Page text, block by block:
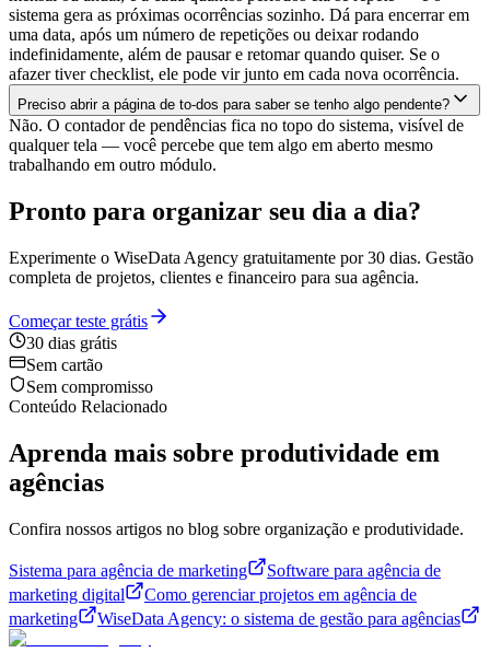
sistema gera as próximas ocorrências sozinho. Dá para encerrar em
uma data, após um número de repetições ou deixar rodando
indefinidamente, além de pausar e retomar quando quiser. Se o
afazer tiver checklist, ele pode vir junto em cada nova ocorrência.
Preciso abrir a página de to-dos para saber se tenho algo pendente?
Não. O contador de pendências fica no topo do sistema, visível de
qualquer tela — você percebe que tem algo em aberto mesmo
trabalhando em outro módulo.
Pronto para organizar seu dia a dia?
Experimente o WiseData Agency gratuitamente por 30 dias. Gestão
completa de projetos, clientes e financeiro para sua agência.
Começar teste grátis
30 dias grátis
Sem cartão
Sem compromisso
Conteúdo Relacionado
Aprenda mais sobre produtividade em
agências
Confira nossos artigos no blog sobre organização e produtividade.
Sistema para agência de marketing
Software para agência de
marketing digital
Como gerenciar projetos em agência de
marketing
WiseData Agency: o sistema de gestão para agências